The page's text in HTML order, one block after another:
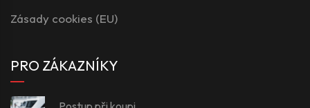
Zásady cookies (EU)
PRO ZÁKAZNÍKY